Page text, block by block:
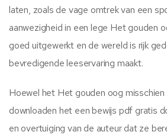
laten, zoals de vage omtrek van een
aanwezigheid in een lege Het gouden
goed uitgewerkt en de wereld is rijk
bevredigende leeservaring maakt.
Hoewel het Het gouden oog misschien
downloaden het een bewijs pdf gratis
en overtuiging van de auteur dat ze